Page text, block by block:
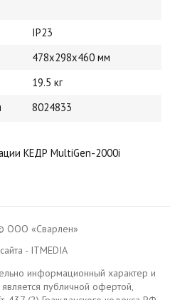
IP23
478x298x460 мм
19.5 кг
8024833
КЕДР MultiGen-2000i
ООО «Сварлен»
- ITMEDIA
информационный характер и
публичной офертой,